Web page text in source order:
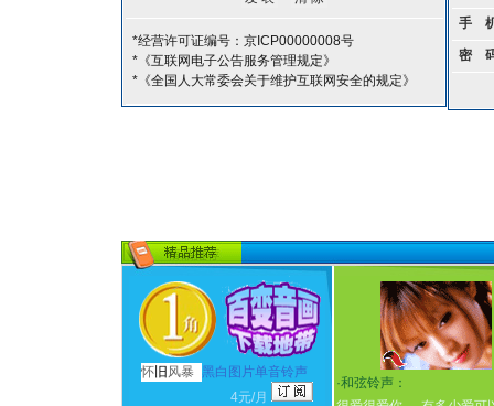
*经营许可证编号：京ICP00000008号
*《互联网电子公告服务管理规定》
*《全国人大常委会关于维护互联网安全的规定》
手
密
怀 旧 风暴
黑白图片单音铃声
4元/月
·和弦铃声：